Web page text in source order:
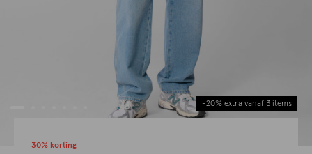
-20% extra vanaf 3 items
30% korting